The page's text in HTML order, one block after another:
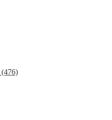
(476)